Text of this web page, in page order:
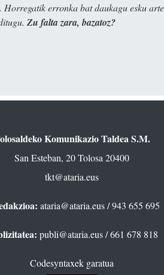
. Horregatik erronka bat daukagu esku
Zu falta zara, bazatoz?
Komunikazio Taldea S.M.
San Esteban, 20 Tolosa 20400
tkt@ataria.eus
ataria@ataria.eus/ 943 655 695
publi@ataria.eus/ 661 678 818
Codesyntaxek garatua